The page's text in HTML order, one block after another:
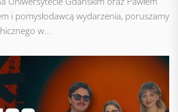
i pomysłodawcą wydarzenia, poruszamy
w...